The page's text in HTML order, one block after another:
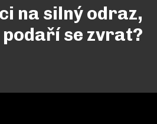
na silný odraz,
podaří se zvrat?